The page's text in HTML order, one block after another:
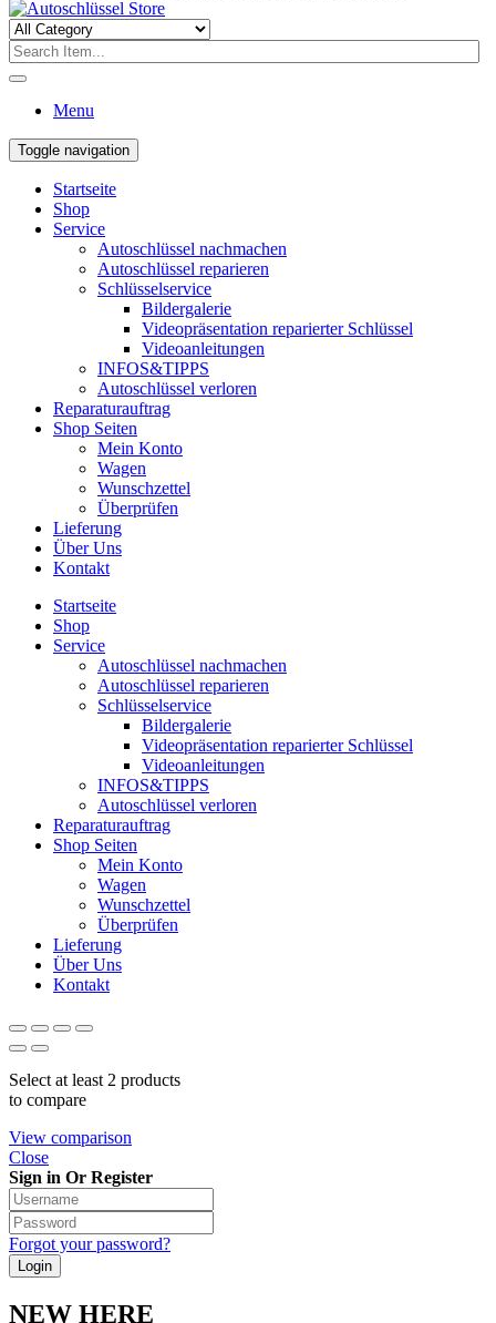
Menu
Toggle navigation
Startseite
Shop
Service
Autoschlüssel nachmachen
Autoschlüssel reparieren
Schlüsselservice
Bildergalerie
Videopräsentation reparierter Schlüssel
Videoanleitungen
INFOS&TIPPS
Autoschlüssel verloren
Reparaturauftrag
Shop Seiten
Mein Konto
Wagen
Wunschzettel
Überprüfen
Lieferung
Über Uns
Kontakt
Startseite
Shop
Service
Autoschlüssel nachmachen
Autoschlüssel reparieren
Schlüsselservice
Bildergalerie
Videopräsentation reparierter Schlüssel
Videoanleitungen
INFOS&TIPPS
Autoschlüssel verloren
Reparaturauftrag
Shop Seiten
Mein Konto
Wagen
Wunschzettel
Überprüfen
Lieferung
Über Uns
Kontakt
Select at least 2 products
to compare
View comparison
Close
Sign in Or Register
Forgot your password?
NEW HERE